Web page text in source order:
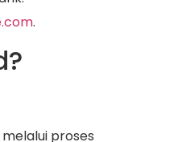
.
proses